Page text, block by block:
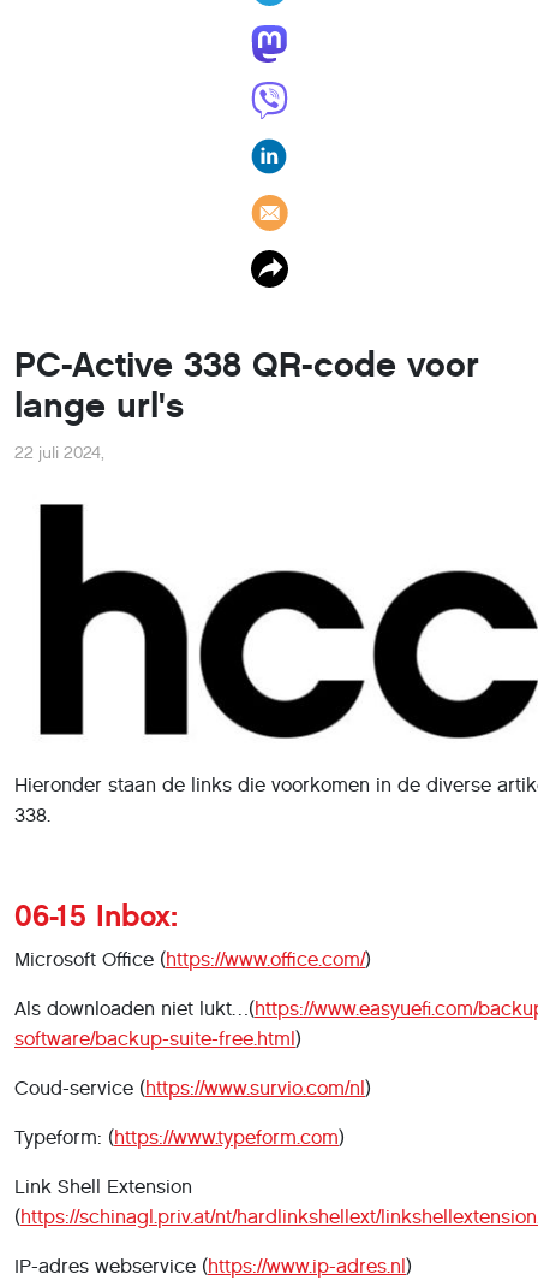
PC-Active 338 QR-code voor
lange url's
22 juli 2024,
Hieronder staan de links die voorkomen in de diverse
338.
06-15 Inbox:
Microsoft Office (https://www.office.com/)
Als downloaden niet lukt…(https://www.easyuefi.com/
software/backup-suite-free.html)
Coud-service (https://www.survio.com/nl)
Typeform: (https://www.typeform.com)
Link Shell Extension
(https://schinagl.priv.at/nt/hardlinkshellext/
IP-adres webservice (https://www.ip-adres.nl)